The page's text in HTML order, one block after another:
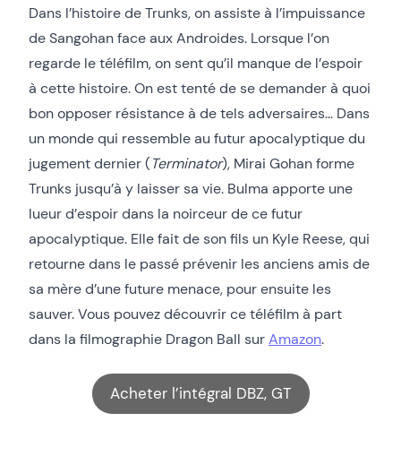
Dans l’histoire de Trunks, on assiste à l’impuissance
de Sangohan face aux Androides. Lorsque l’on
regarde le téléfilm, on sent qu’il manque de l’espoir
à cette histoire. On est tenté de se demander à quoi
bon opposer résistance à de tels adversaires… Dans
un monde qui ressemble au futur apocalyptique du
jugement dernier (Terminator), Mirai Gohan forme
Trunks jusqu’à y laisser sa vie. Bulma apporte une
lueur d’espoir dans la noirceur de ce futur
apocalyptique. Elle fait de son fils un Kyle Reese, qui
retourne dans le passé prévenir les anciens amis de
sa mère d’une future menace, pour ensuite les
sauver. Vous pouvez découvrir ce téléfilm à part
dans la filmographie Dragon Ball surAmazon.
Acheter l’intégral DBZ, GT